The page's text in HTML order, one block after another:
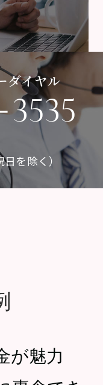
ダイヤル
3535
を除く）
が魅力